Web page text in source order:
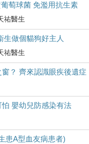
萄球菌 免濫用抗生素
祐醫生
生做個貓狗好主人
祐醫生
？ 齊來認識眼疾後遺症
嬰幼兒防感染有法
患A型血友病患者)